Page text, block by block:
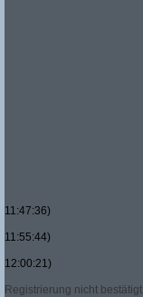
11:47:36)
11:55:44)
12:00:21)
Registrierung nicht bestätigt